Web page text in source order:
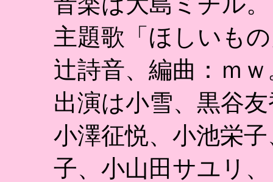
主題歌「ほしいも
辻詩音、編曲：ｍｗ
出演は小雪、黒谷
小澤征悦、小池栄
子、小山田サユリ